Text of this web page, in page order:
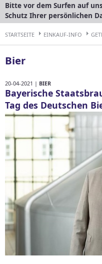
Bitte vor dem Surfen auf
Schutz Ihrer persönlichen
STARTSEITE EINKAUF-INFO
Bier
20-04-2021 | BIER
Bayerische
Tag des Deutschen